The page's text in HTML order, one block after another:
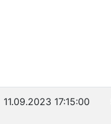
11.09.2023 17:15:00